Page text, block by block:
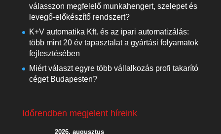
válasszon megfelelő munkahengert, szelepet és
levegő-előkészítő rendszert?
K+V automatika Kft. és az ipari automatizálás:
több mint 20 év tapasztalat a gyártási folyamatok
fejlesztésében
Miért választ egyre több vállalkozás profi takarító
céget Budapesten?
Időrendben megjelent híreink
2026. augusztus